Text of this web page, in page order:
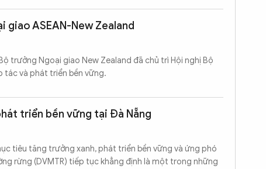
ASEAN-New Zealand
trưởng Ngoại giao New Zealand đã chủ trì Hội nghị Bộ
tác và phát triển bền vững.
triển bền vững tại Đà Nẵng
tiêu tăng trưởng xanh, phát triển bền vững và ứng phó
rừng (DVMTR) tiếp tục khẳng định là một trong những